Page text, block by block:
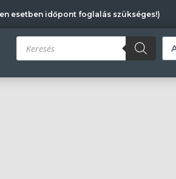
esetben időpont foglalás szükséges!)